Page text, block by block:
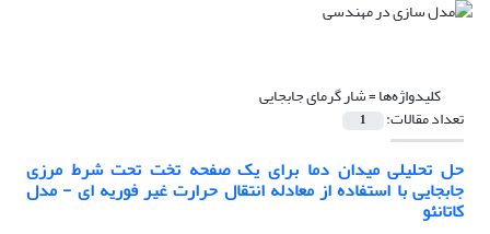
کلیدواژه‌ها =شار گرمای جابجایی
تعداد مقالات: 1
حل تحلیلی میدان دما برای یک صفحه تخت تحت شرط مرزی
جابجایی با استفاده از معادله انتقال حرارت غیر فوریه ای - مدل
کاتانئو